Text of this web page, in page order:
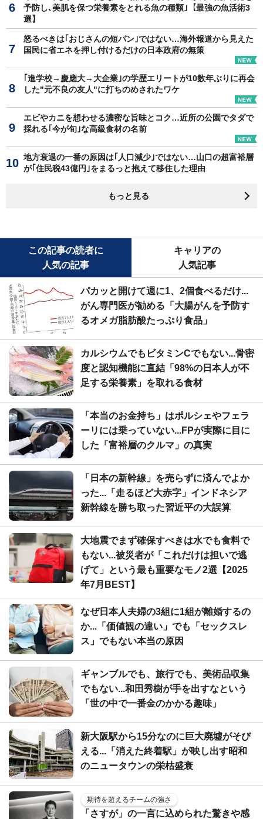
予防し､美肌を保つ栄養素をとれる魚の種類｣【最強の魚活術3
選】
怒るべきは｢おじさんの短パン｣ではない…海外報道から見えた
国民に省エネを押し付けるだけの日本政府の無策
｢進学校→慶應大→大企業｣の学歴エリートが10数年ぶりに再会
した"元不良の友人"に打ちのめされたワケ
エビやカニを想わせる濃密な旨味とコク…近所の公園でタダで
採れる｢今が旬｣な高級食材の名前
地方衰退の一番の原因は｢人口減少｣ではない…山口の超富裕層
が｢住民税43億円｣をまるっと抱えて移住した理由
もっと見る
この記事の読者に
人気の記事
キャリアの
人気記事
パカッと開けて週に1、2個食べるだけ...
がん専門医が勧める「大腸がんを予防す
るオメガ脂肪酸たっぷり食品」
カルシウムでもビタミンCでもない...骨密
度と認知機能に直結「98%の日本人が不
足する栄養素」を取れる食材
「本当のお金持ち」はポルシェやフェラ
ーリには乗っていない...FPが実際に目に
した「富裕層のクルマ」の真実
「日本の新幹線」を売らずに済んでよか
った...「走るほど大赤字」インドネシア
新幹線を勝ち取った習近平の大誤算
大地震でまず確保すべきは水でも食料で
もない...被災者が「これだけは担いで逃
げて」という最も重要なモノ2選【2025
年7月BEST】
なぜ日本人夫婦の3組に1組が離婚するの
か...「価値観の違い」でも「セックスレ
ス」でもない本当の原因
ギャンブルでも、旅行でも、美術品収集
でもない...和田秀樹が手を出すなという
「世の中で一番金のかかる趣味」
新大阪駅から15分なのに巨大廃墟がそび
える...「消えた終着駅」が映し出す昭和
のニュータウンの栄枯盛衰
期待を超えるチームの強さ
「さすが」の一言に込められた驚きや感